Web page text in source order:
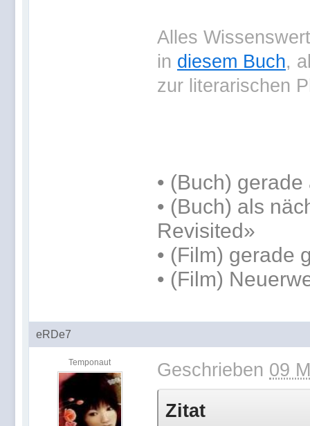
Alles
in diesem Buch,
zur literarischen
• (Buch) gerade
• (Buch) als
Revisited»
• (Film) gerade
• (Film)
eRDe7
Temponaut Geschrieben 09
Zitat